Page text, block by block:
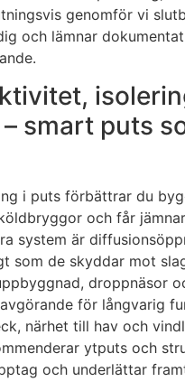
genomför vi
och lämnar
smart puts
i puts förbättrar du
och får
system är
som de skyddar mot
droppnäsor
för långvarig
närhet till hav och
ytputs och
och underlättar